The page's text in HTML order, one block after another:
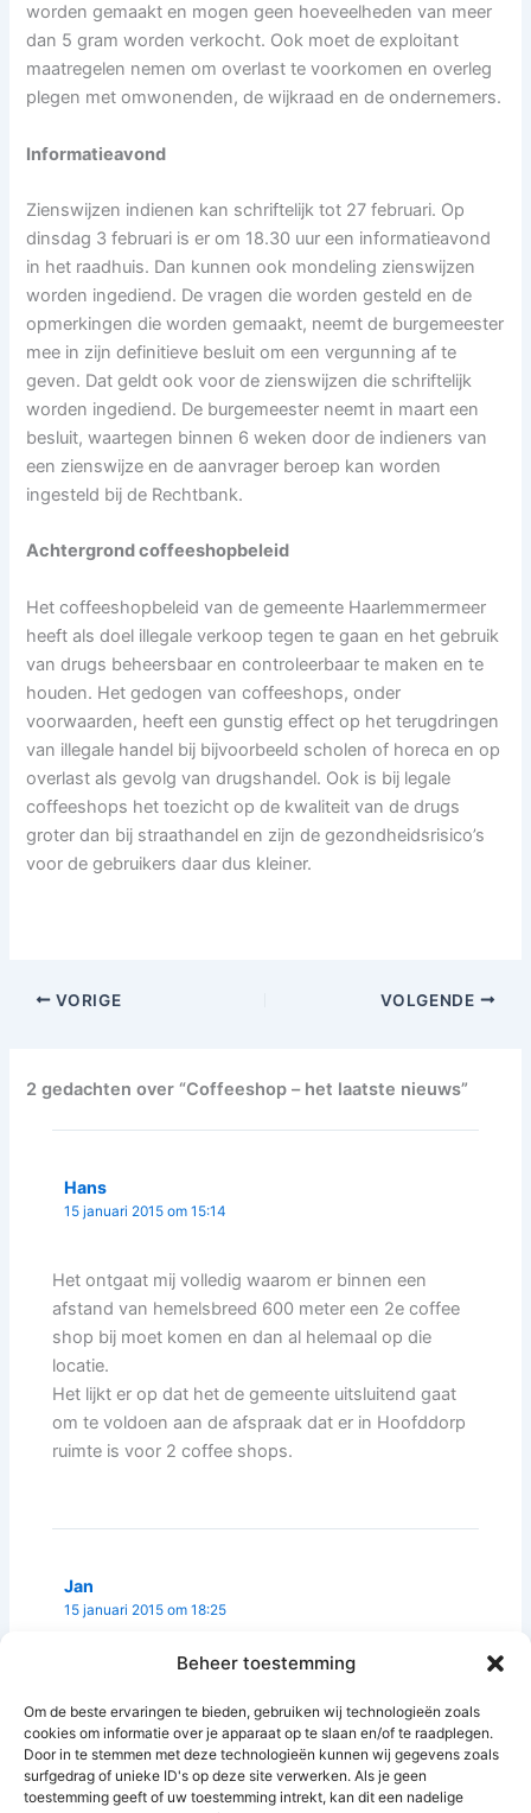
Beheer toestemming
Om de beste ervaringen te bieden, gebruiken wij technologieën zoals
cookies om informatie over je apparaat op te slaan en/of te raadplegen.
Door in te stemmen met deze technologieën kunnen wij gegevens zoals
surfgedrag of unieke ID's op deze site verwerken. Als je geen
toestemming geeft of uw toestemming intrekt, kan dit een nadelige
worden gemaakt en mogen geen hoeveelheden van meer
dan 5 gram worden verkocht. Ook moet de exploitant
maatregelen nemen om overlast te voorkomen en overleg
plegen met omwonenden, de wijkraad en de ondernemers.
Informatieavond
Zienswijzen indienen kan schriftelijk tot 27 februari. Op
dinsdag 3 februari is er om 18.30 uur een informatieavond
in het raadhuis. Dan kunnen ook mondeling zienswijzen
worden ingediend. De vragen die worden gesteld en de
opmerkingen die worden gemaakt, neemt de burgemeester
mee in zijn definitieve besluit om een vergunning af te
geven. Dat geldt ook voor de zienswijzen die schriftelijk
worden ingediend. De burgemeester neemt in maart een
besluit, waartegen binnen 6 weken door de indieners van
een zienswijze en de aanvrager beroep kan worden
ingesteld bij de Rechtbank.
Achtergrond coffeeshopbeleid
Het coffeeshopbeleid van de gemeente Haarlemmermeer
heeft als doel illegale verkoop tegen te gaan en het gebruik
van drugs beheersbaar en controleerbaar te maken en te
houden. Het gedogen van coffeeshops, onder
voorwaarden, heeft een gunstig effect op het terugdringen
van illegale handel bij bijvoorbeeld scholen of horeca en op
overlast als gevolg van drugshandel. Ook is bij legale
coffeeshops het toezicht op de kwaliteit van de drugs
groter dan bij straathandel en zijn de gezondheidsrisico’s
voor de gebruikers daar dus kleiner.
VORIGE VOLGENDE
2 gedachten over “Coffeeshop – het laatste nieuws”
Hans
15 januari 2015 om 15:14
Het ontgaat mij volledig waarom er binnen een
afstand van hemelsbreed 600 meter een 2e coffee
shop bij moet komen en dan al helemaal op die
locatie.
Het lijkt er op dat het de gemeente uitsluitend gaat
om te voldoen aan de afspraak dat er in Hoofddorp
ruimte is voor 2 coffee shops.
Jan
15 januari 2015 om 18:25
Ik ben benieuwd hoe de buurt hier tegen aan kijkt.
Reacties zijn gesloten.